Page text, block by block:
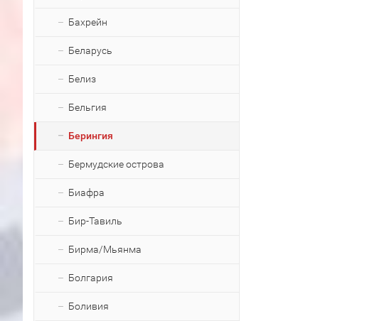
Бахрейн
Беларусь
Белиз
Бельгия
Берингия
Бермудские острова
Биафра
Бир-Тавиль
Бирма/Мьянма
Болгария
Боливия